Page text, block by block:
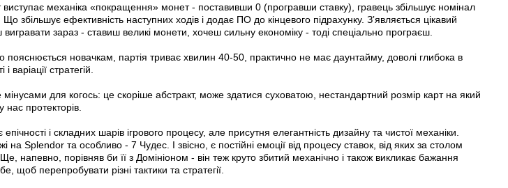
виступає механіка «покращення» монет - поставивши 0 (програвши ставку), гравець збільшує номінал
Що збільшує ефективність наступних ходів і додає ПО до кінцевого підрахунку. Зʼявляється цікавий
зараз - ставиш великі монети, хочеш сильну економіку - тоді спеціально програєш.
новачкам, партія триває хвилин 40-50, практично не має даунтайму, доволі глибока в
варіації стратегій.
для когось: це скоріше абстракт, може здатися суховатою, нестандартний розмір карт на який
протекторів.
епічності і складних шарів ігрового процесу, але присутня елегантність дизайну та чистої механіки.
на Splendor та особливо - 7 Чудес. І звісно, є постійні емоції від процесу ставок, від яких за столом
напевно, порівняв би її з Домініоном - він теж круто збитий механічно і також викликає бажання
щоб перепробувати різні тактики та стратегії.